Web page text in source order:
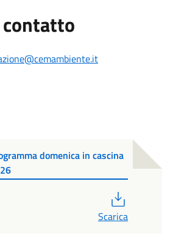
domenica in cascina
Scarica